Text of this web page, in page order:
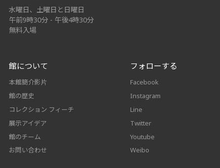
水曜日、土曜日と日曜日
午前9時30分 - 午後4時30分
無料入場
館について
本館簡介影片
館の歴史
コレクション フィーチ
展示アイデア
館のチーム
お問い合わせ
フォローする
Facebook
Instagram
Line
Twitter
Youtube
Weibo